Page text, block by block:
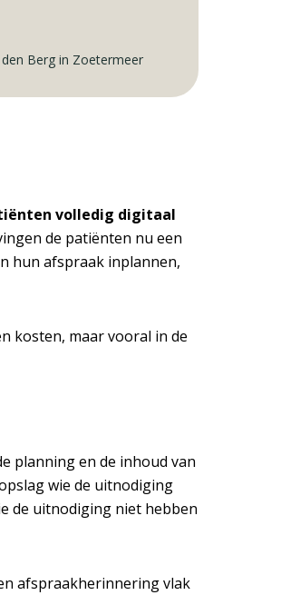
Berg in Zoetermeer
volledig digitaal
de patiënten nu een
hun afspraak inplannen,
kosten, maar vooral in de
planning en de inhoud van
wie de uitnodiging
de uitnodiging niet hebben
afspraakherinnering vlak